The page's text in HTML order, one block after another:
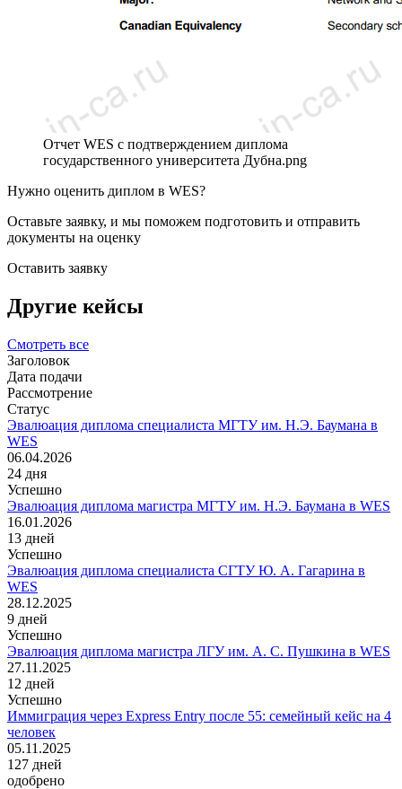
Отчет WES с подтверждением диплома
государственного университета Дубна.png
Нужно оценить диплом в WES?
Оставьте заявку, и мы поможем подготовить и отправить
документы на оценку
Оставить заявку
Другие кейсы
Смотреть все
Заголовок
Дата подачи
Рассмотрение
Статус
Эвалюация диплома специалиста МГТУ им. Н.Э. Баумана в
WES
06.04.2026
24 дня
Успешно
Эвалюация диплома магистра МГТУ им. Н.Э. Баумана в WES
16.01.2026
13 дней
Успешно
Эвалюация диплома специалиста СГТУ Ю. А. Гагарина в
WES
28.12.2025
9 дней
Успешно
Эвалюация диплома магистра ЛГУ им. А. С. Пушкина в WES
27.11.2025
12 дней
Успешно
Иммиграция через Express Entry после 55: семейный кейс на 4
человек
05.11.2025
127 дней
одобрено